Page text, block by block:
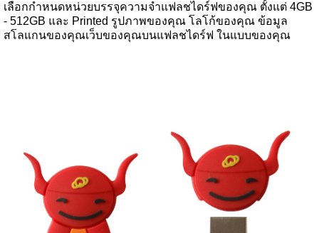
เลือกกำหนดหน่วยบรรจุความจำแฟลชไดร์ฟของคุณ ตั้งแต่ 4GB
- 512GB และ Printed รูปภาพของคุณ โลโก้ของคุณ ข้อมูล
สโลแกนของคุณเว็บของคุณบนแฟลชไดร์ฟ ในแบบของคุณ